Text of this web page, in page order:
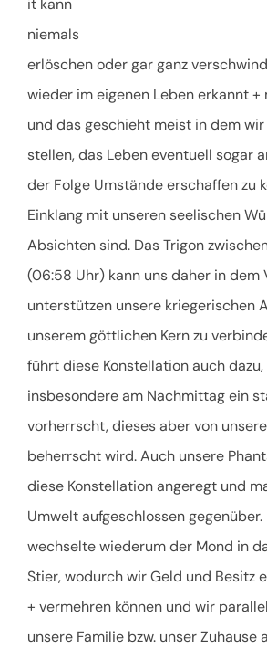
it kann
niemals
erlöschen oder gar ganz
wieder im eigenen Leben erkannt
und das geschieht meist in dem
stellen, das Leben eventuell sogar
der Folge Umstände erschaffen zu
Einklang mit unseren seelischen
Absichten sind. Das Trigon
(06:58 Uhr) kann uns daher in dem
unterstützen unsere kriegerischen
unserem göttlichen Kern zu
führt diese Konstellation auch
insbesondere am Nachmittag ein
vorherrscht, dieses aber von
beherrscht wird. Auch unsere
diese Konstellation angeregt und
Umwelt aufgeschlossen
wechselte wiederum der Mond in
Stier, wodurch wir Geld und Besitz
+ vermehren können und wir
unsere Familie bzw. unser Zuhause